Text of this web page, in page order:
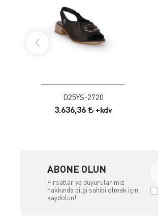
FAVORILERE EKLE
D25YS-2720
3.636,36 +kdv
ABONE OLUN
Fırsatlar ve duyurularımız
hakkında bilgi sahibi olmak için
kaydolun!